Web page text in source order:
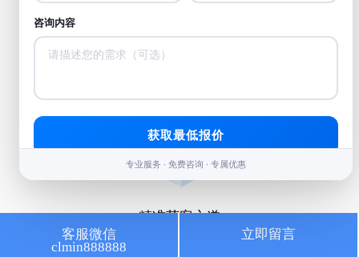
短视频强曝光
精准获客之道
人工智能大数据，获取意向客户秘籍
客服微信
clmin888888
立即留言
咨询内容
获取最低报价
专业服务 · 免费咨询 · 专属优惠